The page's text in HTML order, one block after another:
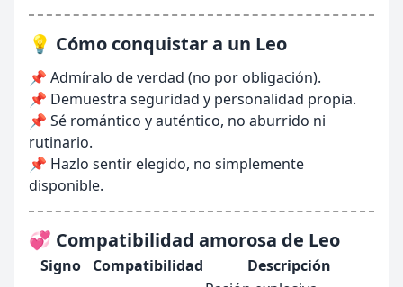
💡 Cómo conquistar a un Leo
📌 Admíralo de verdad (no por obligación).
📌 Demuestra seguridad y personalidad propia.
📌 Sé romántico y auténtico, no aburrido ni
rutinario.
📌 Hazlo sentir elegido, no simplemente
disponible.
💞 Compatibilidad amorosa de Leo
Signo Compatibilidad
Descripción